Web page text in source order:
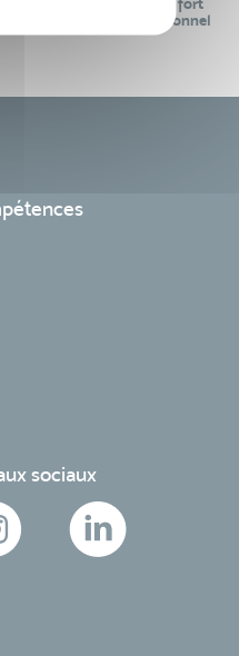
avec le monde professionnel
sociaux